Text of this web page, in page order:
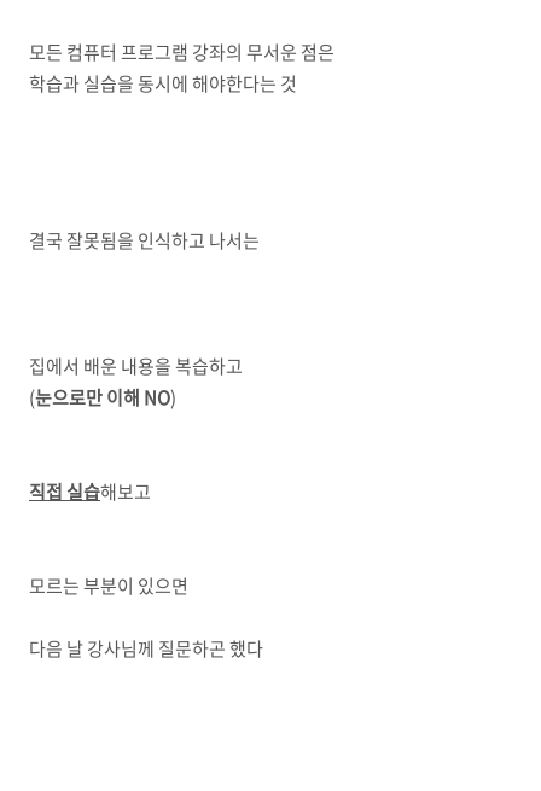
모든 컴퓨터 프로그램 강좌의 무서운 점은
학습과 실습을 동시에 해야한다는 것
결국 잘못됨을 인식하고 나서는
집에서 배운 내용을 복습하고
(눈으로만 이해 NO)
직접 실습해보고
모르는 부분이 있으면
다음 날 강사님께 질문하곤 했다